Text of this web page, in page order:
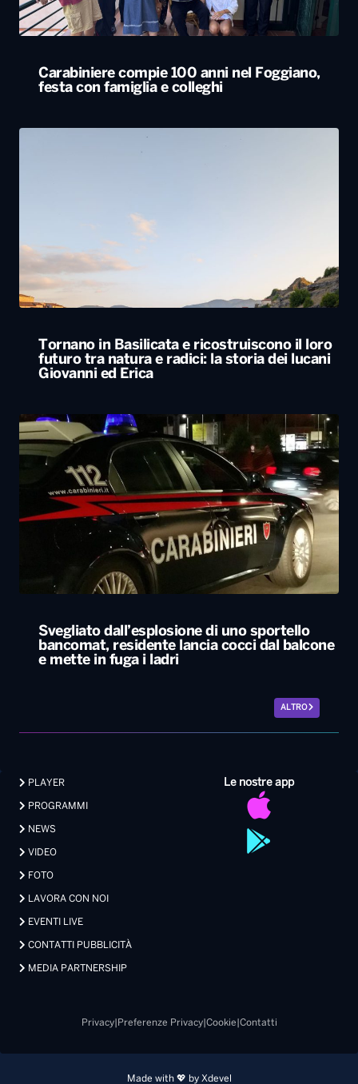
Carabiniere compie 100 anni nel Foggiano,
festa con famiglia e colleghi
Tornano in Basilicata e ricostruiscono il loro
futuro tra natura e radici: la storia dei lucani
Giovanni ed Erica
Svegliato dall’esplosione di uno sportello
bancomat, residente lancia cocci dal balcone
e mette in fuga i ladri
ALTRO
Le nostre app
PLAYER
PROGRAMMI
NEWS
VIDEO
FOTO
LAVORA CON NOI
EVENTI LIVE
CONTATTI PUBBLICITÀ
MEDIA PARTNERSHIP
Privacy| Preferenze Privacy| Cookie Contatti
Made with 💖 by Xdevel